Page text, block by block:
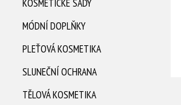
KOSMETICKÉ SADY
MÓDNÍ DOPLŇKY
PLEŤOVÁ KOSMETIKA
SLUNEČNÍ OCHRANA
TĚLOVÁ KOSMETIKA